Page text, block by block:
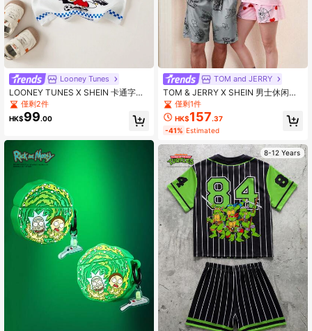
Looney Tunes
LOONEY TUNES X SHEIN 卡通字母
印花短袖T恤，男童款
僅剩2件
HK$99.00
TOM and JERRY
TOM & JERRY X SHEIN 男士休闲宽
松针织汤姆印花灰色 T 恤和短裤 2 件
套家居服套装，情侣款
僅剩1件
HK$157.37
-41% Estimated
8-12 Years